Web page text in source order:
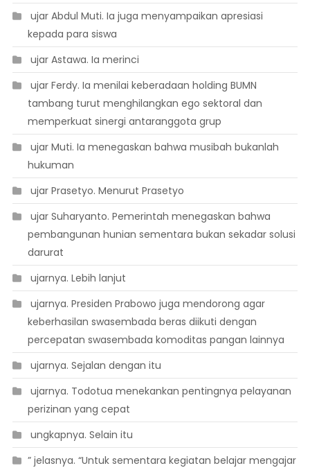
 ujar Abdul Muti. Ia juga menyampaikan apresiasi
kepada para siswa
 ujar Astawa. Ia merinci
 ujar Ferdy. Ia menilai keberadaan holding BUMN
tambang turut menghilangkan ego sektoral dan
memperkuat sinergi antaranggota grup
 ujar Muti. Ia menegaskan bahwa musibah bukanlah
hukuman
 ujar Prasetyo. Menurut Prasetyo
 ujar Suharyanto. Pemerintah menegaskan bahwa
pembangunan hunian sementara bukan sekadar solusi
darurat
 ujarnya. Lebih lanjut
 ujarnya. Presiden Prabowo juga mendorong agar
keberhasilan swasembada beras diikuti dengan
percepatan swasembada komoditas pangan lainnya
 ujarnya. Sejalan dengan itu
 ujarnya. Todotua menekankan pentingnya pelayanan
perizinan yang cepat
 ungkapnya. Selain itu
” jelasnya. “Untuk sementara kegiatan belajar mengajar